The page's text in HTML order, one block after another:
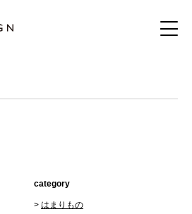
category
> はまりもの